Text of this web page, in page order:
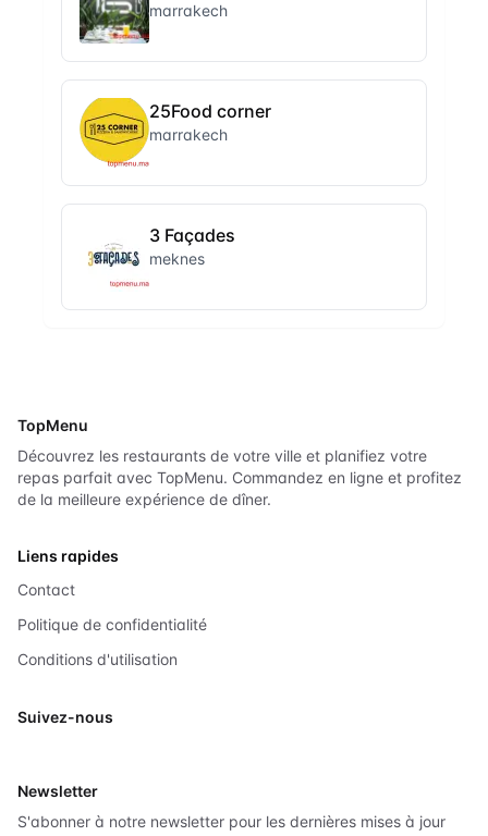
marrakech
25Food corner
marrakech
3 Façades
meknes
TopMenu
Découvrez les restaurants de votre ville et planifiez votre
repas parfait avec TopMenu. Commandez en ligne et profitez
de la meilleure expérience de dîner.
Liens rapides
Contact
Politique de confidentialité
Conditions d'utilisation
Suivez-nous
Newsletter
S'abonner à notre newsletter pour les dernières mises à jour